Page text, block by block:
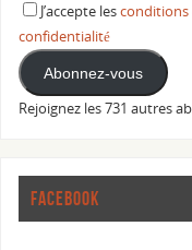
J’accepte lesconditions
confidentialité
Abonnez-vous
Rejoignez les 731 autres
FACEBOOK